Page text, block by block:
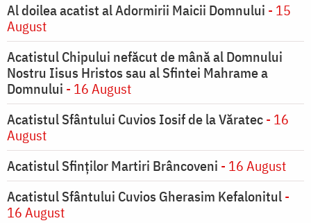
Al doilea acatist al Adormirii Maicii Domnului - 15
August
Acatistul Chipului nefăcut de mână al Domnului
Nostru Iisus Hristos sau al Sfintei Mahrame a
Domnului - 16 August
Acatistul Sfântului Cuvios Iosif de la Văratec- 16
August
Acatistul Sfinților Martiri Brâncoveni - 16 August
Acatistul Sfântului Cuvios Gherasim Kefalonitul-
16 August